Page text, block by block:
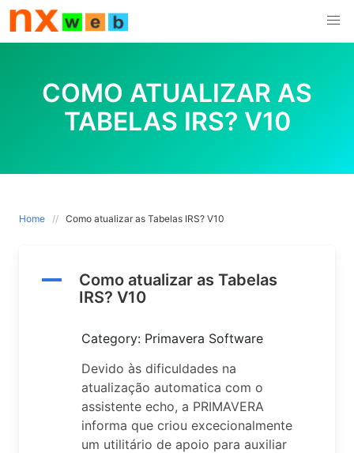
Skip
to
content
COMO ATUALIZAR AS
TABELAS IRS? V10
Home Como atualizar as Tabelas IRS? V10
A
Como atualizar as Tabelas
IRS? V10
Category: Primavera Software
Devido às dificuldades na
atualização automatica com o
assistente echo, a PRIMAVERA
informa que criou excecionalmente
um utilitário de apoio para auxiliar